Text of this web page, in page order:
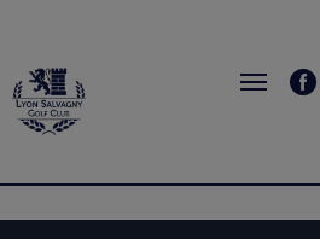
08:00 → 2026-05-31 10:00